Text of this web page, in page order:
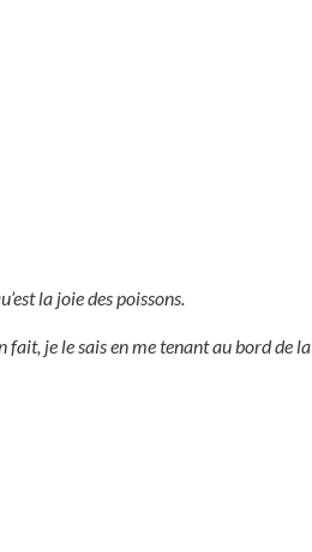
la joie des poissons.
fait, je le sais en me tenant au bord de la